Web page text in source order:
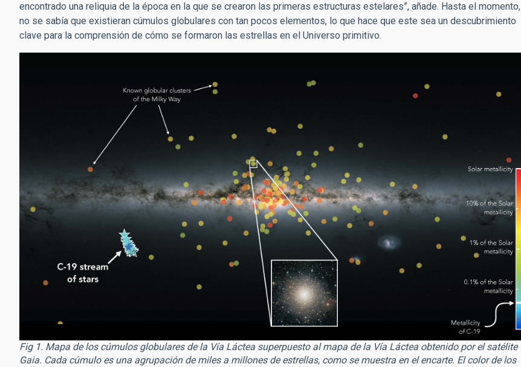
encontrado una reliquia de la época en la que se crearon las primeras estructuras estelares”, añade. Hasta el momento,
no se sabía que existieran cúmulos globulares con tan pocos elementos, lo que hace que este sea un descubrimiento
clave para la comprensión de cómo se formaron las estrellas en el Universo primitivo.
Fig 1. Mapa de los cúmulos globulares de la Vía Láctea superpuesto al mapa de la Vía Láctea obtenido por el satélite
Gaia. Cada cúmulo es una agrupación de miles a millones de estrellas, como se muestra en el encarte. El color de los